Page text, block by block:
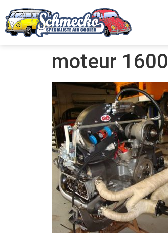
moteur 1600